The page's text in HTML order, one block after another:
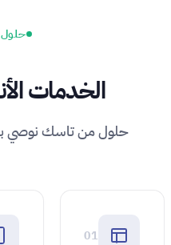
الخدمات
حلول من تاسك نوصي
01